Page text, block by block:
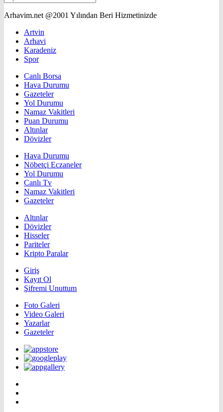
Arhavim.net @2001 Yılından Beri Hizmetinizde
Artvin
Arhavi
Karadeniz
Spor
Canlı Borsa
Hava Durumu
Gazeteler
Yol Durumu
Namaz Vakitleri
Puan Durumu
Altınlar
Dövizler
Hava Durumu
Nöbetçi Eczaneler
Yol Durumu
Canlı Tv
Namaz Vakitleri
Gazeteler
Altınlar
Dövizler
Hisseler
Pariteler
Kripto Paralar
Giriş
Kayıt Ol
Şifremi Unuttum
Foto Galeri
Video Galeri
Yazarlar
Gazeteler